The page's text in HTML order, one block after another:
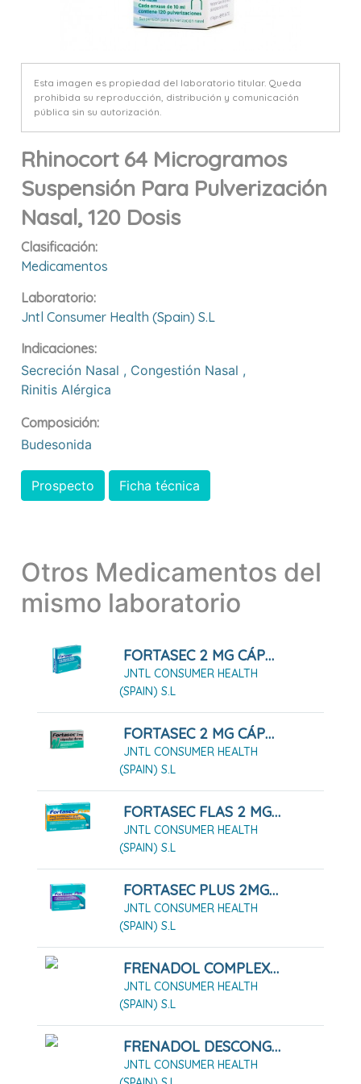
Esta imagen es propiedad del laboratorio titular. Queda
prohibida su reproducción, distribución y comunicación
pública sin su autorización.
Rhinocort 64 Microgramos
Suspensión Para Pulverización
Nasal, 120 Dosis
Clasificación:
Medicamentos
Laboratorio:
Jntl Consumer Health (spain) S.l
Indicaciones:
Secreción Nasal , Congestión Nasal ,
Rinitis Alérgica
Composición:
Budesonida
Prospecto Ficha técnica
Otros Medicamentos del
mismo laboratorio
FORTASEC 2 MG CÁPSULAS DURAS, 10 CÁPSULAS
JNTL CONSUMER HEALTH
(SPAIN) S.L
FORTASEC 2 MG CÁPSULAS DURAS, 20 CÁPSULAS
JNTL CONSUMER HEALTH
(SPAIN) S.L
FORTASEC FLAS 2 MG LIOFILIZADO ORAL, 12 LIOFILIZADOS
JNTL CONSUMER HEALTH
(SPAIN) S.L
FORTASEC PLUS 2MG/125MG COMPRIMIDOS, 12 COMPRIMIDOS
JNTL CONSUMER HEALTH
(SPAIN) S.L
FRENADOL COMPLEX GRANULADO PARA SOLUCIÓN ORAL
JNTL CONSUMER HEALTH
(SPAIN) S.L
FRENADOL DESCONGESTIVO CÁPSULAS DURAS 16 CÁPSULAS
JNTL CONSUMER HEALTH